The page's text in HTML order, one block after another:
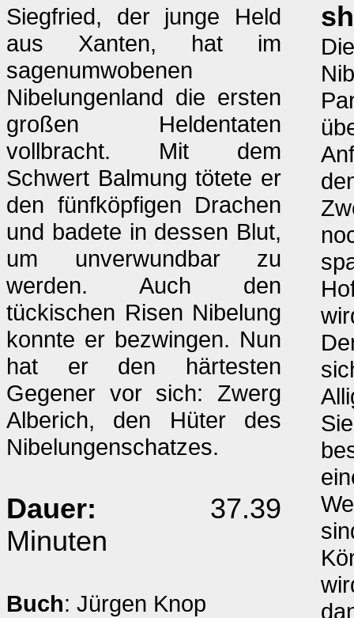
Siegfried, der junge Held
aus Xanten, hat im
sagenumwobenen
Nibelungenland die ersten
großen Heldentaten
vollbracht. Mit dem
Schwert Balmung tötete er
den fünfköpfigen Drachen
und badete in dessen Blut,
um unverwundbar zu
werden. Auch den
tückischen Risen Nibelung
konnte er bezwingen. Nun
hat er den härtesten
Gegener vor sich: Zwerg
Alberich, den Hüter des
Nibelungenschatzes.
Dauer: 37.39
Minuten
Buch: Jürgen Knop